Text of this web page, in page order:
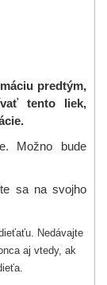
predtým,
ť
tento liek,
Možno bude
te sa na svojho
Nedávajte
aj vtedy, ak